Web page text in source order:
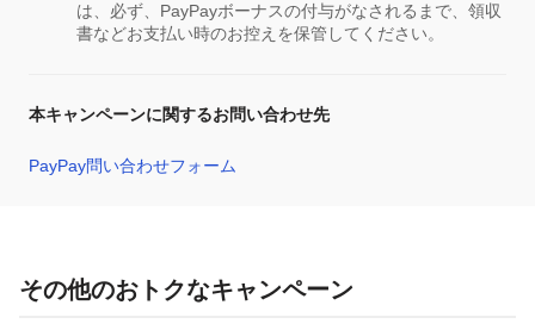
は、必ず、PayPayボーナスの付与がなされるまで、領収
書などお支払い時のお控えを保管してください。
本キャンペーンに関するお問い合わせ先
PayPay問い合わせフォーム
その他のおトクなキャンペーン